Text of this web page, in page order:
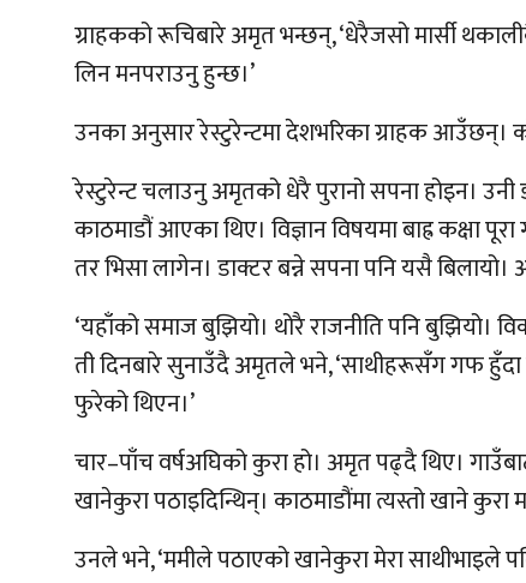
ग्राहकको रूचिबारे अमृत भन्छन्, ‘धेरैजसो मार्सी
लिन मनपराउनु हुन्छ।’
उनका अनुसार रेस्टुरेन्टमा देशभरिका ग्राहक
रेस्टुरेन्ट चलाउनु अमृतको धेरै पुरानो सपना होइन।
काठमाडौं आएका थिए। विज्ञान विषयमा बाह्र कक्षा
तर भिसा लागेन। डाक्टर बन्ने सपना पनि यसै बिलायो।
‘यहाँको समाज बुझियो। थोरै राजनीति पनि बुझियो।
ती दिनबारे सुनाउँदै अमृतले भने, ‘साथीहरूसँग गफ
फुरेको थिएन।’
चार–पाँच वर्षअघिको कुरा हो। अमृत पढ्दै थिए।
खानेकुरा पठाइदिन्थिन्। काठमाडौंमा त्यस्तो खाने कुरा
उनले भने, ‘ममीले पठाएको खानेकुरा मेरा साथीभाइले